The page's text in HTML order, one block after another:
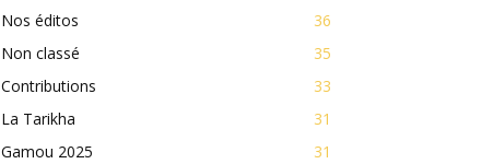
Nos éditos
36
Non classé
35
Contributions
33
La Tarikha
31
Gamou 2025
31